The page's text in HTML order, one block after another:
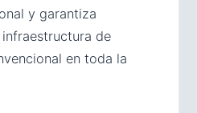
y garantiza
de
en toda la